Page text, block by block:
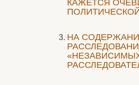
КАЖЕТСЯ
НА